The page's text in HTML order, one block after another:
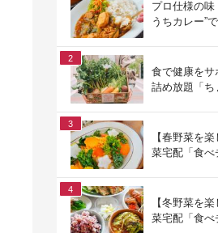
プロ仕様の味
うちカレー”
2
食で健康をサ
詰め放題「ち
3
【春野菜を
菜宅配「食べ
4
【冬野菜を
菜宅配「食べ